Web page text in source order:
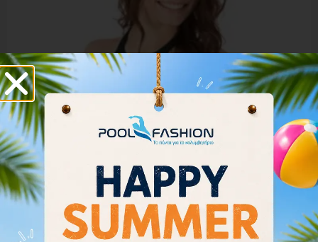
Arena Women Bikini Top Rulebreaker Crop Think